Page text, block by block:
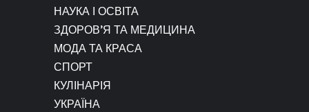
НАУКА І ОСВІТА
ЗДОРОВ’Я ТА МЕДИЦИНА
МОДА ТА КРАСА
СПОРТ
КУЛІНАРІЯ
УКРАЇНА